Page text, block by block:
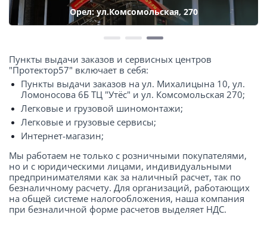
Орел: ул.Комсомольская, 270
Пункты выдачи заказов и сервисных центров
"Протектор57" включает в себя:
Пункты выдачи заказов на ул. Михалицына 10, ул.
Ломоносова 6Б ТЦ "Утёс" и ул. Комсомольская 270;
Легковые и грузовой шиномонтажи;
Легковые и грузовые сервисы;
Интернет-магазин;
Мы работаем не только с розничными покупателями,
но и с юридическими лицами, индивидуальными
предпринимателями как за наличный расчет, так по
безналичному расчету. Для организаций, работающих
на общей системе налогообложения, наша компания
при безналичной форме расчетов выделяет НДС.